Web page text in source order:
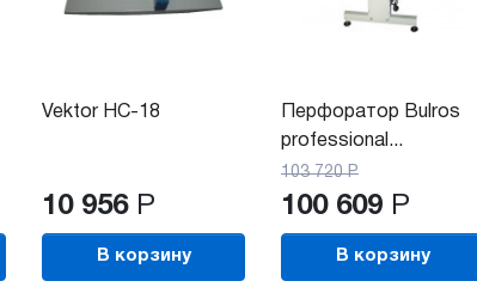
Vektor HC-18
10 956 Р
В корзину
Перфоратор Bulros
professional...
103 720 Р
100 609 Р
В корзину